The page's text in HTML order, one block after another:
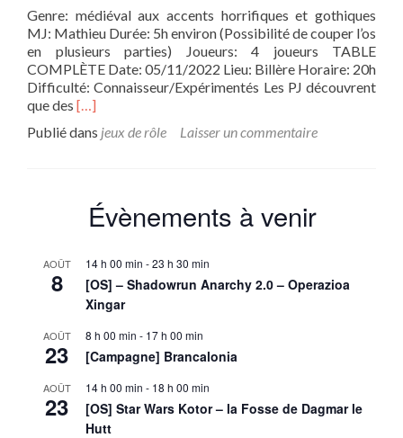
Genre: médiéval aux accents horrifiques et gothiques
MJ: Mathieu Durée: 5h environ (Possibilité de couper l’os
en plusieurs parties) Joueurs: 4 joueurs TABLE
COMPLÈTE Date: 05/11/2022 Lieu: Billère Horaire: 20h
Difficulté: Connaisseur/Expérimentés Les PJ découvrent
que des En
plus
d’Esteren
Vengeurs
(suite
et
[…]
Publié dans jeux de rôle Laisser un commentaire
Évènements à venir
AOÛT
8
14 h 00 min -23 h 30 min
[OS] – Shadowrun Anarchy 2.0 – Operazioa
Xingar
AOÛT
23
8 h 00 min - 17 h 00 min
[Campagne] Brancalonia
AOÛT
23
14 h 00 min - 18 h 00 min
[OS] Star Wars Kotor – la Fosse de Dagmar le
Hutt